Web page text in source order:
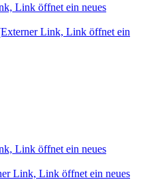
Link öffnet ein neues
Link, Link öffnet ein
Link öffnet ein neues
Link, Link öffnet ein neues